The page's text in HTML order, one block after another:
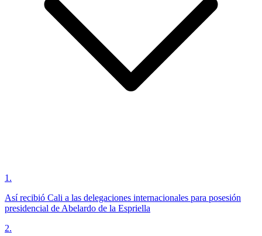
1 .
Así recibió Cali a las delegaciones internacionales para posesión
presidencial de Abelardo de la Espriella
2.